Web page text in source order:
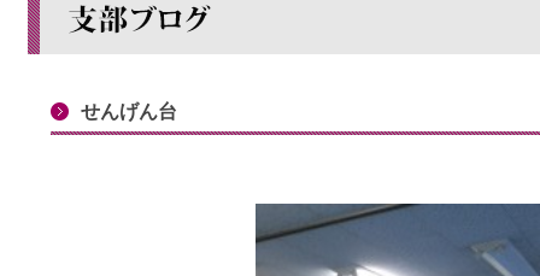
せんげん台